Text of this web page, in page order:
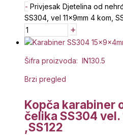
- Privjesak Djetelina od
SS304, vel 11x9mm 4 kom,
+
Šifra proizvoda: IN130.5
Brzi pregled
Kopča karabiner
čelika SS304
,SS122